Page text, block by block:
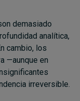
demasiado
analítica,
cambio, los
—aunque en
irreversible.